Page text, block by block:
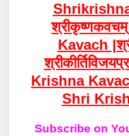
श्रीकृष्णकवचम्
Kavach
Krishna
Shri
Subscribe on